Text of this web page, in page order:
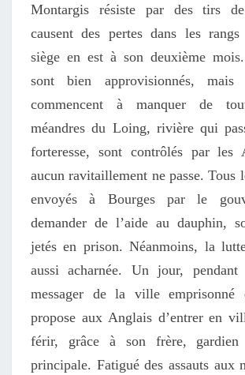
Montargis résiste par des tirs
causent des pertes dans les rangs
siège en est à son deuxième
sont bien approvisionnés, mais
commencent à manquer de
méandres du Loing, rivière qui
forteresse, sont contrôlés par les
aucun ravitaillement ne passe. Tous
envoyés à Bourges par le
demander de l’aide au dauphin,
jetés en prison. Néanmoins, la
aussi acharnée. Un jour,
messager de la ville emprisonné
propose aux Anglais d’entrer en
férir, grâce à son frère,
principale. Fatigué des assauts aux